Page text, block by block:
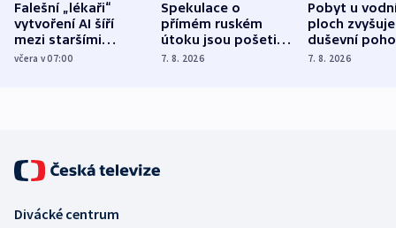
Falešní „lékaři“
vytvoření AI šíří
mezi staršími
Poláky nebezpečné
včera v 07:00
Spekulace o
přímém ruském
útoku jsou pošetilé,
míní estonský
7. 8. 2026
Pobyt u
ploch zvyšuje
duševní
ukázala
7. 8. 2026
Divácké centrum